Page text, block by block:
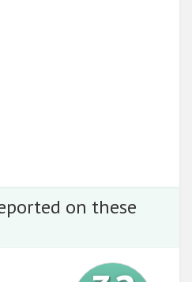
on these